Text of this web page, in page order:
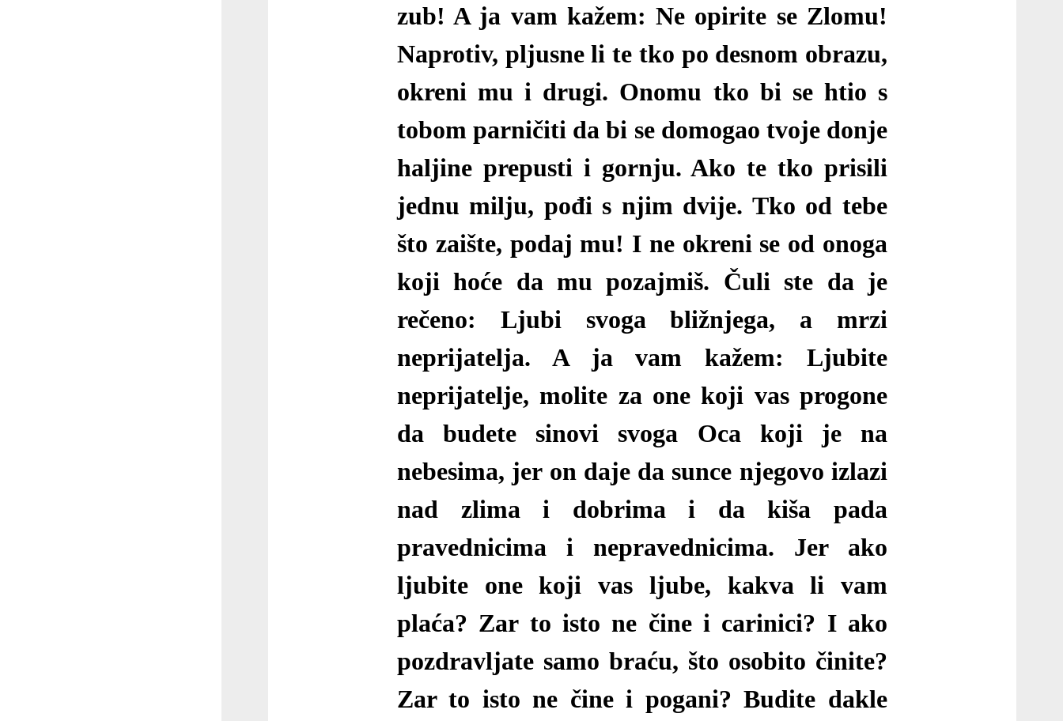
zub! A ja vam kažem: Ne opirite se Zlomu!
Naprotiv, pljusne li te tko po desnom obrazu,
okreni mu i drugi. Onomu tko bi se htio s
tobom parničiti da bi se domogao tvoje donje
haljine prepusti i gornju. Ako te tko prisili
jednu milju, pođi s njim dvije. Tko od tebe
što zaište, podaj mu! I ne okreni se od onoga
koji hoće da mu pozajmiš. Čuli ste da je
rečeno: Ljubi svoga bližnjega, a mrzi
neprijatelja. A ja vam kažem: Ljubite
neprijatelje, molite za one koji vas progone
da budete sinovi svoga Oca koji je na
nebesima, jer on daje da sunce njegovo izlazi
nad zlima i dobrima i da kiša pada
pravednicima i nepravednicima. Jer ako
ljubite one koji vas ljube, kakva li vam
plaća? Zar to isto ne čine i carinici? I ako
pozdravljate samo braću, što osobito činite?
Zar to isto ne čine i pogani? Budite dakle